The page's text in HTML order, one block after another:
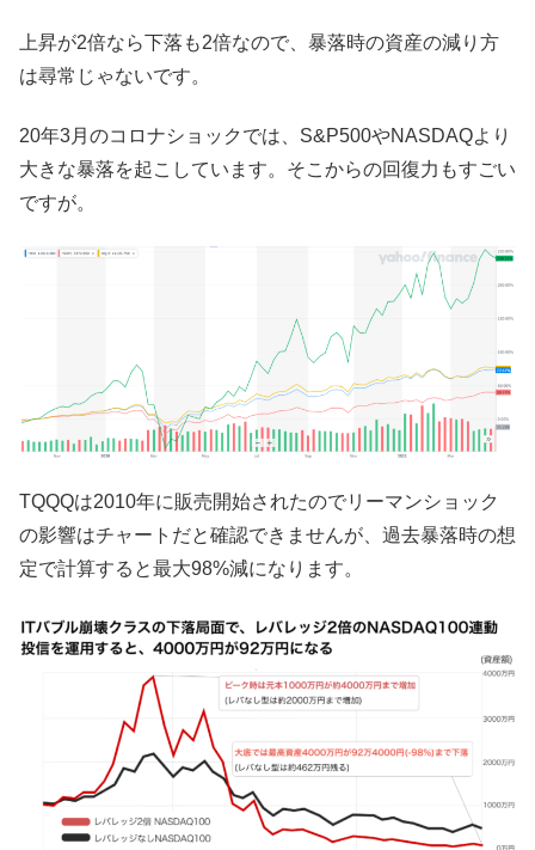
上昇が2倍なら下落も2倍なので、暴落時の資産の減り方
は尋常じゃないです。
20年3月のコロナショックでは、S&P500やNASDAQより
大きな暴落を起こしています。そこからの回復力もすごい
ですが。
TQQQは2010年に販売開始されたのでリーマンショック
の影響はチャートだと確認できませんが、過去暴落時の想
定で計算すると最大98%減になります。